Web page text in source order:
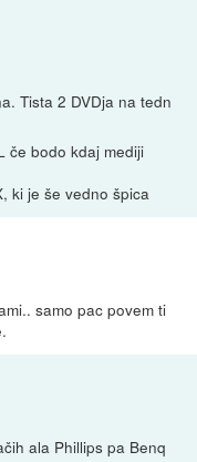
Tista 2 DVDja na tedn
če bodo kdaj mediji
ki je še vedno špica
samo pac povem ti
ala Phillips pa Benq